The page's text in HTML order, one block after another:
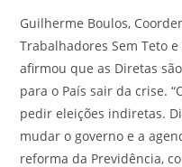
Guilherme Boulos,
Trabalhadores Sem Teto
afirmou que as Diretas
para o País sair da crise.
pedir eleições indiretas.
mudar o governo e a
reforma da Previdência,